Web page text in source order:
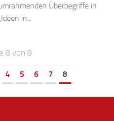
Überbegriffe in
in...
8 von 8
4 5 6 7 8